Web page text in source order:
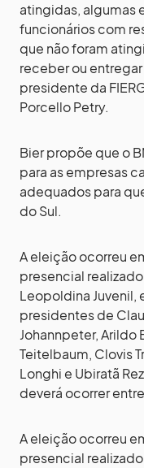
atingidas, algumas
funcionários com
que não foram
receber ou
presidente da
Porcello Petry.
Bier propõe que o
para as empresas
adequados para
do Sul.
A eleição ocorreu
presencial
Leopoldina Juvenil,
presidentes de
Johannpeter, Arildo
Teitelbaum, Clovis
Longhi e Ubiratã
deverá ocorrer
A eleição ocorreu
presencial